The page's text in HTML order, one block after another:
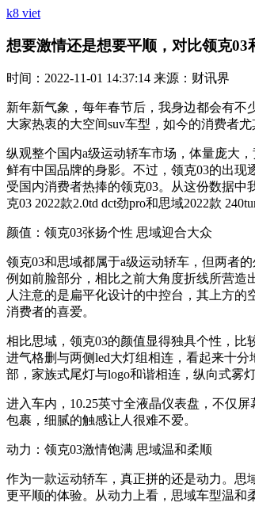
k8 viet
想要激情还是想要平顺，对比领克
时间：2022-11-01 14:37:14 来源：财讯界
新年新气象，每年春节后，我身边都会有
大家热衷的大空间suv车型，如今的消费者
纵观整个国内a级运动轿车市场，体量庞大
鲜有中国品牌的身影。不过，领克03的出现
受国内消费者热捧的领克03。从这份数据
克03 2022款2.0td dct劲pro和思域2022款
颜值：领克03张扬个性 思域迎合大众
领克03和思域都属于a级运动轿车，但两者
例如前脸部分，相比之前大角度折线所营造
人注意的是扁平化设计的中控台，其上方
消费者的喜爱。
相比思域，领克03的颜值显得独具个性，
进气格删与两侧led大灯组相连，看起来十
部，家族式尾灯与logo和谐相连，纵向式雾
进入车内，10.25英寸全液晶仪表盘，不仅
包裹，细腻的触感让人很难不爱。
动力：领克03激情饱满 思域温和柔顺
作为一款运动轿车，真正拼的还是动力。思
更平顺的体验。从动力上看，思域车型温和